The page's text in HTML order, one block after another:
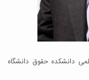
1344 عضو هیئت علمی دانشکده حقوق دانشگاه